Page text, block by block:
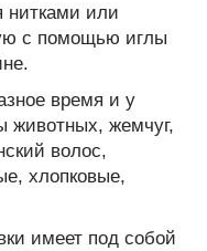
нитками или
с помощью иглы
время и у
животных, жемчуг,
волос,
хлопковые,
имеет под собой